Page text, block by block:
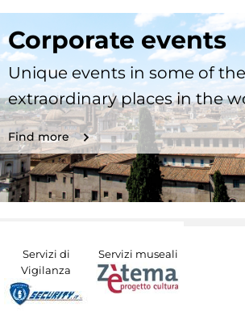
Corporate events
Unique events in some of
extraordinary places in the
Find more
Servizi di
Vigilanza
Servizi museali